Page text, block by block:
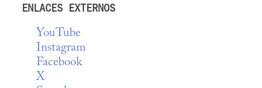
ENLACES EXTERNOS
YouTube
Instagram
Facebook
X